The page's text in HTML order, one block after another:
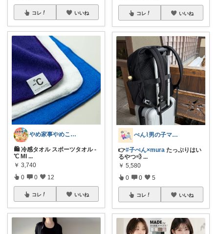
コレ いいね
やめ家事やめこ♡一軍インテリア
🛍 冷感タオル スポーツタオル -
℃ MI ...
￥ 3,740
0 0 12
コレ いいね
コレ いいね
ぺん⌇男の子ママの暮らしと推し
👉#子ぺん×mura たっぷりはい
るやつ💨 ...
￥ 5,580
0 0 5
コレ いいね